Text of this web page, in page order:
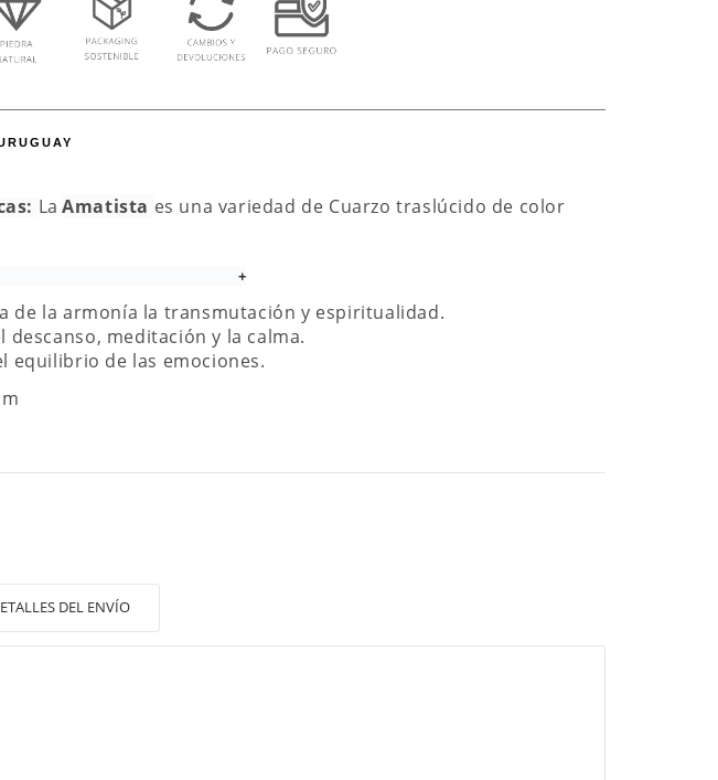
La Amatista es una variedad de Cuarzo traslúcido de color
+
de la armonía la transmutación y espiritualidad.
descanso, meditación y la calma.
equilibrio de las emociones.
DEL ENVÍO